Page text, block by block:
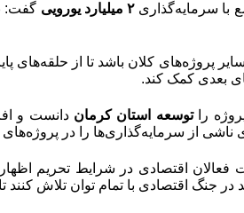
با سرمایه‌گذاری ۲ میلیارد یورویی گفت:
سایر پروژه‌های کلان باشد تا از
بعدی کمک کند.
راتوسعه استان کرمان دانست و
ناشی از سرمایه‌گذاری‌ها را در
فعالان اقتصادی در شرایط تحریم
در جنگ اقتصادی با تمام توان تلاش